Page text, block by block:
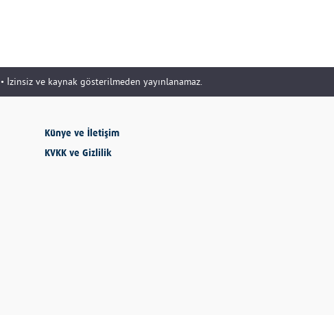
BİLECEKSİN
Önder Eyvaz - Vaiz
KENDİNE HAKSIZLIK
• İzinsiz ve kaynak gösterilmeden yayınlanamaz.
Künye ve İletişim
KVKK ve Gizlilik